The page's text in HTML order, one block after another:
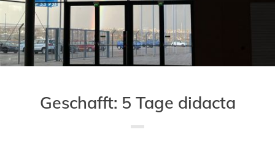
Geschafft: 5 Tage didacta